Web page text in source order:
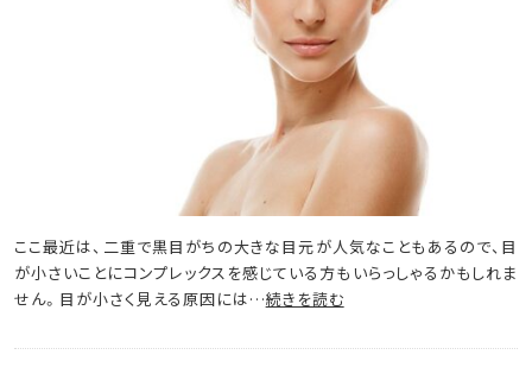
ここ最近は、二重で黒目がちの大きな目元が人気なこともあるので、目
が小さいことにコンプレックスを感じている方もいらっしゃるかもしれま
せん。目が小さく見える原因には…続きを読む